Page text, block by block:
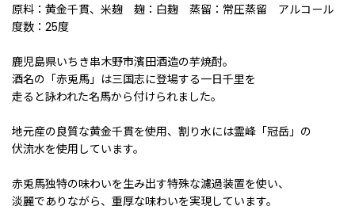
原料：黄金千貫、米麹 麹：白麹 蒸留：常圧蒸留 アルコール
度数：25度
鹿児島県いちき串木野市濱田酒造の芋焼酎。
酒名の「赤兎馬」は三国志に登場する一日千里を
走ると詠われた名馬から付けられました。
地元産の良質な黄金千貫を使用、割り水には霊峰「冠岳」の
伏流水を使用しています。
赤兎馬独特の味わいを生み出す特殊な濾過装置を使い、
淡麗でありながら、重厚な味わいを実現しています。